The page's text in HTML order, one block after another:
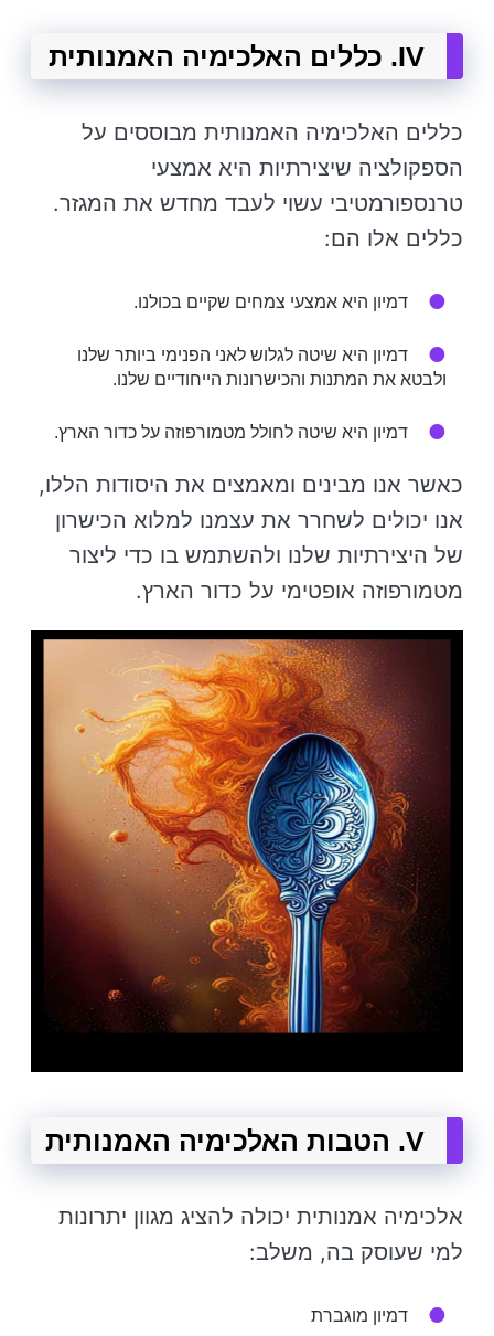
IV. כללים האלכימיה האמנותית
כללים האלכימיה האמנותית מבוססים על
הספקולציה שיצירתיות היא אמצעי
טרנספורמטיבי עשוי לעבד מחדש את המגזר.
כללים אלו הם:
דמיון היא אמצעי צמחים שקיים בכולנו.
דמיון היא שיטה לגלוש לאני הפנימי ביותר שלנו
ולבטא את המתנות והכישרונות הייחודיים שלנו.
דמיון היא שיטה לחולל מטמורפוזה על כדור הארץ.
כאשר אנו מבינים ומאמצים את היסודות הללו,
אנו יכולים לשחרר את עצמנו למלוא הכישרון
של היצירתיות שלנו ולהשתמש בו כדי ליצור
מטמורפוזה אופטימי על כדור הארץ.
V. הטבות האלכימיה האמנותית
אלכימיה אמנותית יכולה להציג מגוון יתרונות
למי שעוסק בה, משלב:
דמיון מוגברת